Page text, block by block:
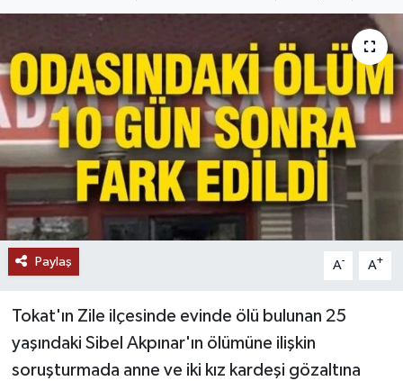
Paylaş A- A+
Tokat'ın Zile ilçesinde evinde ölü bulunan 25
yaşındaki Sibel Akpınar'ın ölümüne ilişkin
soruşturmada anne ve iki kız kardeşi gözaltına